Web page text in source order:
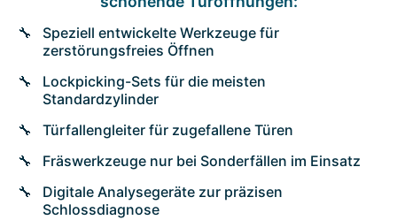
Speziell entwickelte Werkzeuge für
zerstörungsfreies Öffnen
Lockpicking-Sets für die meisten
Standardzylinder
Türfallengleiter für zugefallene Türen
Fräswerkzeuge nur bei Sonderfällen im Einsatz
Digitale Analysegeräte zur präzisen
Schlossdiagnose